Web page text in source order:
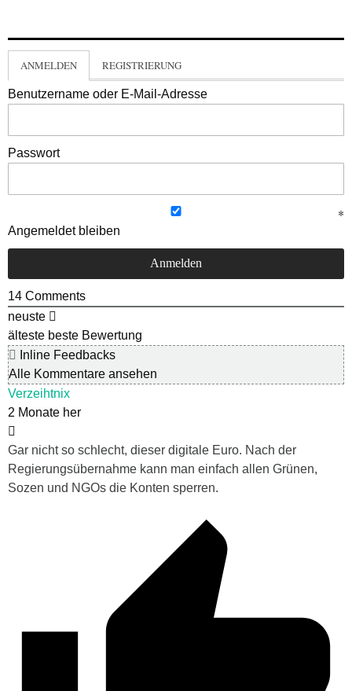
ANMELDEN REGISTRIERUNG
Benutzername oder E-Mail-Adresse
Passwort
Angemeldet bleiben
14 Comments
neuste
älteste beste Bewertung
Inline Feedbacks
Alle Kommentare ansehen
Verzeihtnix
2 Monate her
Gar nicht so schlecht, dieser digitale Euro. Nach der
Regierungsübernahme kann man einfach allen Grünen,
Sozen und NGOs die Konten sperren.